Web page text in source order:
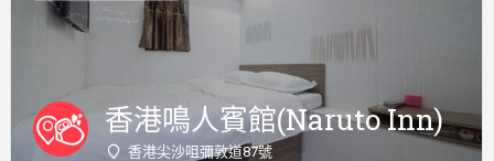
香港鳴人賓館(Naruto Inn)
香港尖沙咀彌敦道87號